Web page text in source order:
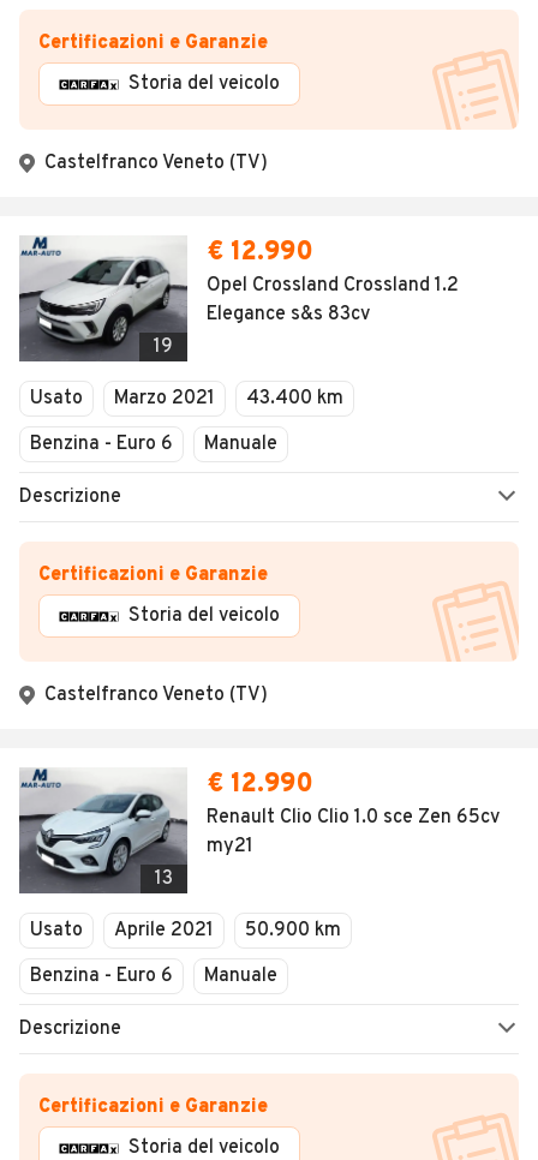
Certificazioni e Garanzie
Storia del veicolo
Castelfranco Veneto (TV)
19
€ 12.990
Opel Crossland Crossland 1.2
Elegance s&s 83cv
Usato Marzo 2021
43.400 km
Benzina - Euro 6
Manuale
Descrizione
Certificazioni e Garanzie
Storia del veicolo
Castelfranco Veneto (TV)
13
€ 12.990
Renault Clio Clio 1.0 sce Zen 65cv
my21
Usato Aprile 2021
50.900 km
Benzina - Euro 6
Manuale
Descrizione
Certificazioni e Garanzie
Storia del veicolo